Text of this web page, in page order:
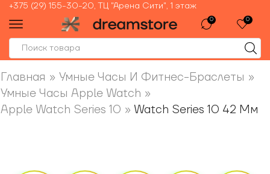
+375 (29) 155-30-20, ТЦ "Арена Сити", 1 этаж
0 0
Главная » Умные Часы И Фитнес-Браслеты »
Умные Часы Apple Watch »
Apple Watch Series 10 » Watch Series 10 42 Мм